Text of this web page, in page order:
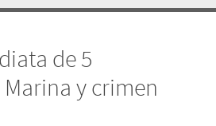
de 5
y crimen